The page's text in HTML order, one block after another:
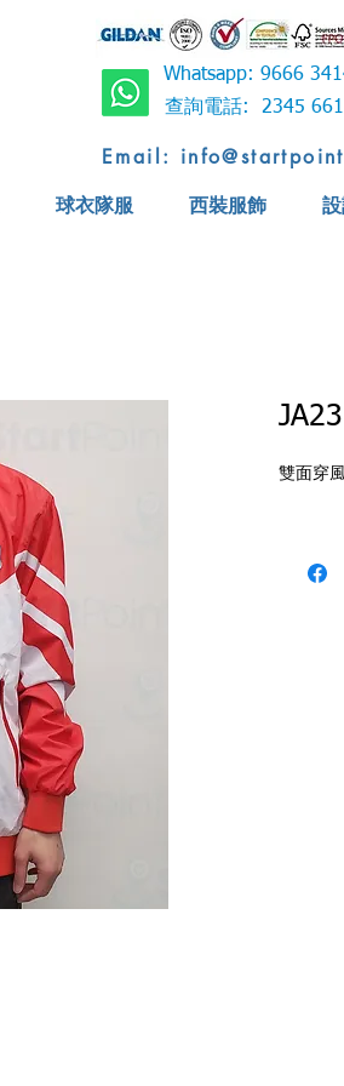
Whatsapp: 9666
球衣隊服 西裝服飾
Email:
查詢電話: 2345
雙面穿